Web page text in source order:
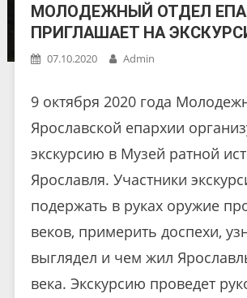
МОЛОДЕЖНЫЙ ОТДЕЛ
ПРИГЛАШАЕТ НА
07.10.2020 Admin
9 октября 2020 года
Ярославской епархии
экскурсию в Музей ратной
Ярославля. Участники
подержать в руках оружие
веков, примерить доспехи,
выглядел и чем жил
века. Экскурсию проведет